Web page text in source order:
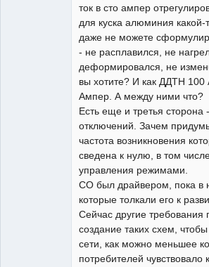
ток в сто ампер
для куска алюминия какой-
даже не можете
- не расплавился, не
деформировался, не
вы хотите? И как ДДТН
Ампер. А между ними что?
Есть еще и третья сторона
отключений. Зачем
частота возникновения
сведена к нулю, в том
управления режимами.
СО был драйвером, пока в
которые толкали его к
Сейчас другие
создание таких схем,
сети, как можно меньшее
потребителей чувствовало